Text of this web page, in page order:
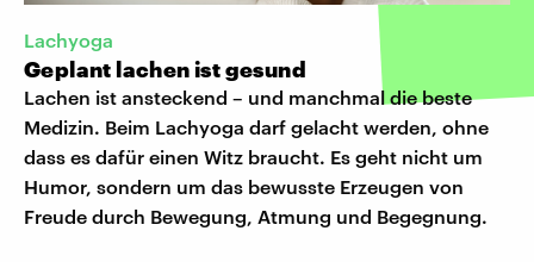
Lachyoga
Geplant lachen ist gesund
Lachen ist ansteckend – und manchmal die beste
Medizin. Beim Lachyoga darf gelacht werden, ohne
dass es dafür einen Witz braucht. Es geht nicht um
Humor, sondern um das bewusste Erzeugen von
Freude durch Bewegung, Atmung und Begegnung.